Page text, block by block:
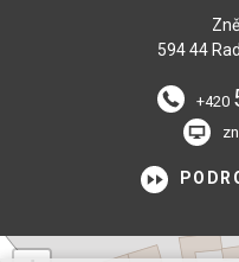
594 44
+420